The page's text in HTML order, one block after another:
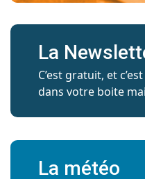
La
C’est gratuit, et
dans votre boite
La météo